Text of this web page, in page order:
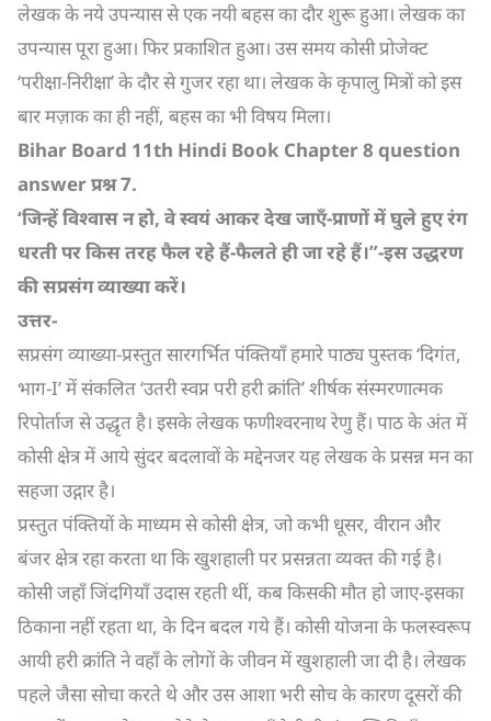
लेखक के नये उपन्यास से एक नयी बहस का दौर शुरू हुआ। लेखक का
उपन्यास पूरा हुआ। फिर प्रकाशित हुआ। उस समय कोसी प्रोजेक्ट
‘परीक्षा-निरीक्षा’ के दौर से गुजर रहा था। लेखक के कृपालु मित्रों को इस
बार मज़ाक का ही नहीं, बहस का भी विषय मिला।
Bihar Board 11th Hindi Book Chapter 8 question
answerप्रश्न7.
‘जिन्हें विश्वास न हो, वे स्वयं आकर देख जाएँ-प्राणों में घुले हुए रंग
धरती पर किस तरह फैल रहे हैं-फैलते ही जा रहे हैं।”-इस उद्धरण
की सप्रसंग व्याख्या करें।
उत्तर-
सप्रसंग व्याख्या-प्रस्तुत सारगर्भित पंक्तियाँ हमारे पाठ्य पुस्तक ‘दिगंत,
भाग-I’ में संकलित ‘उतरी स्वप्न परी हरी क्रांति’ शीर्षक संस्मरणात्मक
रिपोर्ताज से उद्धृत है। इसके लेखक फणीश्वरनाथ रेणु हैं। पाठ के अंत में
कोसी क्षेत्र में आये सुंदर बदलावों के मद्देनजर यह लेखक के प्रसन्न मन का
सहजा उद्गार है।
प्रस्तुत पंक्तियों के माध्यम से कोसी क्षेत्र, जो कभी धूसर, वीरान और
बंजर क्षेत्र रहा करता था कि खुशहाली पर प्रसन्नता व्यक्त की गई है।
कोसी जहाँ जिंदगियाँ उदास रहती थीं, कब किसकी मौत हो जाए-इसका
ठिकाना नहीं रहता था, के दिन बदल गये हैं। कोसी योजना के फलस्वरूप
आयी हरी क्रांति ने वहाँ के लोगों के जीवन में खुशहाली जा दी है। लेखक
पहले जैसा सोचा करते थे और उस आशा भरी सोच के कारण दूसरों की